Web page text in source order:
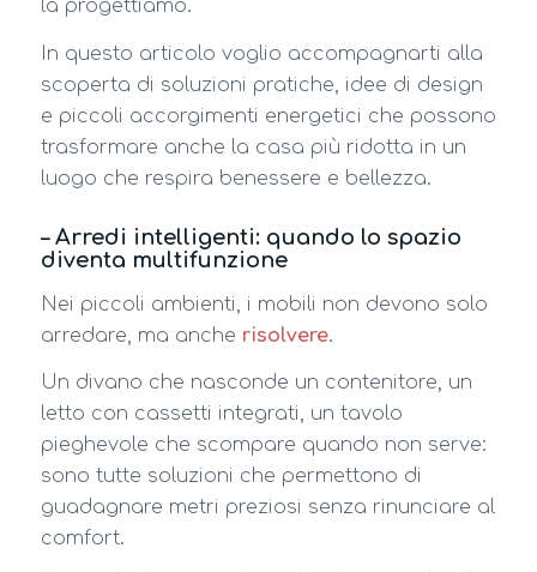
la progettiamo.
In questo articolo voglio accompagnarti alla
scoperta di soluzioni pratiche, idee di design
e piccoli accorgimenti energetici che possono
trasformare anche la casa più ridotta in un
luogo che respira benessere e bellezza.
– Arredi intelligenti: quando lo spazio
diventa multifunzione
Nei piccoli ambienti, i mobili non devono solo
arredare, ma anche risolvere.
Un divano che nasconde un contenitore, un
letto con cassetti integrati, un tavolo
pieghevole che scompare quando non serve:
sono tutte soluzioni che permettono di
guadagnare metri preziosi senza rinunciare al
comfort.